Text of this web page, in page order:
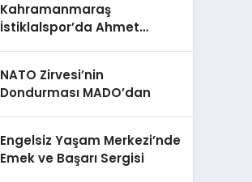
Kahramanmaraş
İstiklalspor’da Ahmet
NATO Zirvesi’nin
Dondurması MADO’dan
Engelsiz Yaşam Merkezi’nde
Emek ve Başarı Sergisi